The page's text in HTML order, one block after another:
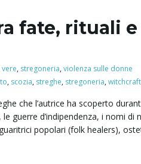
fate, rituali e
, stregoneria,violenza sulle donne
, scozia, streghe, stregoneria,witchcraft
che l’autrice ha scoperto
guerre d’indipendenza, i nomi
popolari (folk healers),